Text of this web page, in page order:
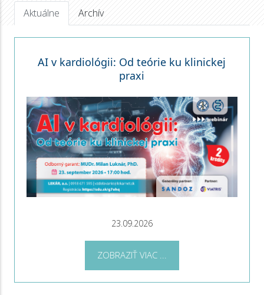
Aktuálne Archív
AI v kardiológii: Od teórie ku klinickej
praxi
23.09.2026
ZOBRAZIŤ VIAC ...